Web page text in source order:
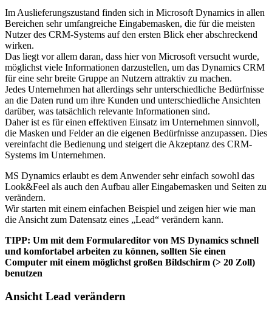
Im Auslieferungszustand finden sich in Microsoft Dynamics in allen
Bereichen sehr umfangreiche Eingabemasken, die für die meisten
Nutzer des CRM-Systems auf den ersten Blick eher abschreckend
wirken.
Das liegt vor allem daran, dass hier von Microsoft versucht wurde,
möglichst viele Informationen darzustellen, um das Dynamics CRM
für eine sehr breite Gruppe an Nutzern attraktiv zu machen.
Jedes Unternehmen hat allerdings sehr unterschiedliche Bedürfnisse
an die Daten rund um ihre Kunden und unterschiedliche Ansichten
darüber, was tatsächlich relevante Informationen sind.
Daher ist es für einen effektiven Einsatz im Unternehmen sinnvoll,
die Masken und Felder an die eigenen Bedürfnisse anzupassen. Dies
vereinfacht die Bedienung und steigert die Akzeptanz des CRM-
Systems im Unternehmen.
MS Dynamics erlaubt es dem Anwender sehr einfach sowohl das
Look&Feel als auch den Aufbau aller Eingabemasken und Seiten zu
verändern.
Wir starten mit einem einfachen Beispiel und zeigen hier wie man
die Ansicht zum Datensatz eines „Lead“ verändern kann.
TIPP: Um mit dem Formulareditor von MS Dynamics schnell
und komfortabel arbeiten zu können, sollten Sie einen
Computer mit einem möglichst großen Bildschirm (> 20 Zoll)
benutzen
Ansicht Lead verändern